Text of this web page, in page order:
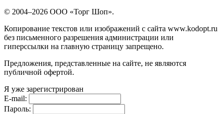
© 2004–2026 ООО «Торг Шоп».
Копирование текстов или изображений с сайта www.kodopt.ru
без письменного разрешения администрации или
гиперссылки на главную страницу запрещено.
Предложения, представленные на сайте, не являются
публичной офертой.
Я уже зарегистрирован
E-mail:
Пароль: